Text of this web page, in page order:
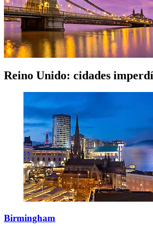
Reino Unido: cidades
Birmingham